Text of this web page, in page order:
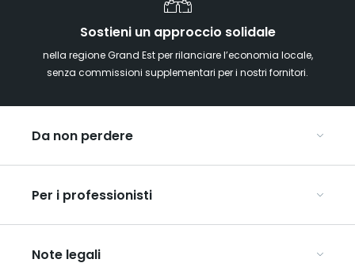
Sostieni un approccio solidale
nella regione Grand Est per rilanciare l’economia locale,
senza commissioni supplementari per i nostri fornitori.
Da non perdere
Alsazia
Ardenne
Champagne
Per i professionisti
Note legali